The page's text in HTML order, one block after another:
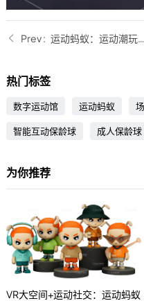
运动蚂蚁：运动潮玩馆正在变革，如何抓住Z世代与亲子消费的新风口？
热门标签
数字运动馆 运动蚂蚁
智能互动保龄球 成人保龄球
为你推荐
VR大空间+运动社交：运动蚂蚁